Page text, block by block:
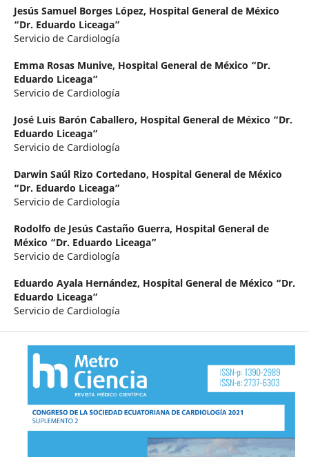
Jesús Samuel Borges López, Hospital General de México
“Dr. Eduardo Liceaga”
Servicio de Cardiología
Emma Rosas Munive, Hospital General de México “Dr.
Eduardo Liceaga”
Servicio de Cardiología
José Luis Barón Caballero, Hospital General de México “Dr.
Eduardo Liceaga”
Servicio de Cardiología
Darwin Saúl Rizo Cortedano, Hospital General de México
“Dr. Eduardo Liceaga”
Servicio de Cardiología
Rodolfo de Jesús Castaño Guerra, Hospital General de
México “Dr. Eduardo Liceaga”
Servicio de Cardiología
Eduardo Ayala Hernández, Hospital General de México “Dr.
Eduardo Liceaga”
Servicio de Cardiología